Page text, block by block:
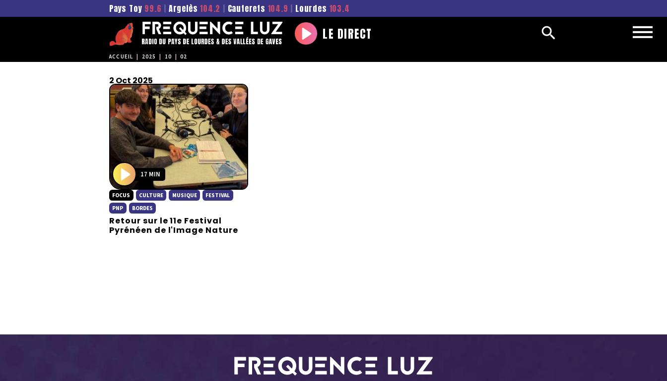
Pays Toy 99.6 | Argelès104.2 | Cauterets 104.9 | Lourdes 103.4
Play
LE DIRECT
ACCUEIL | 2025 | 10 | 02
2 Oct 2025
P
l
a
y
17 MIN
FOCUS CULTURE MUSIQUE
FESTIVAL
PNP
BORDES
Retour sur le 11e Festival
Pyrénéen de l'Image Nature